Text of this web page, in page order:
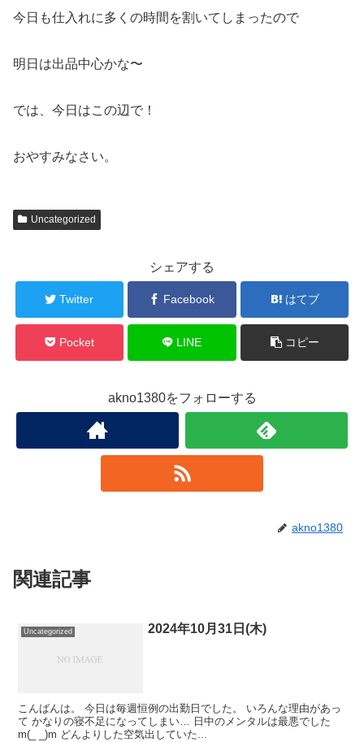
今日も仕入れに多くの時間を割いてしまったので
明日は出品中心かな〜
では、今日はこの辺で！
おやすみなさい。
Uncategorized
シェアする
Twitter Facebook はてブ
Pocket LINE コピー
akno1380をフォローする
akno1380
関連記事
Uncategorized 2024年10月31日(木)
こんばんは。 今日は毎週恒例の出勤日でした。 いろんな理由があっ
て かなりの寝不足になってしまい… 日中のメンタルは最悪でした
m(_ _)m どんよりした空気出していた...